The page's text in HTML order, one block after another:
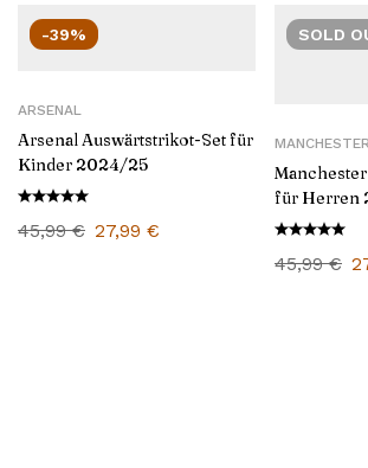
-39%
ARSENAL
Arsenal Auswärtstrikot-Set für
Kinder 2024/25
45,99€ 27,99 €
SOLD
für Herren
45,99€